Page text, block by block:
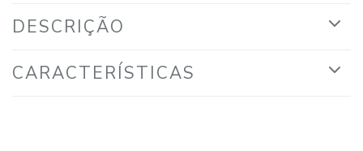
DESCRIÇÃO
CARACTERÍSTICAS